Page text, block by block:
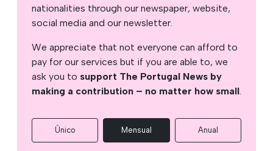
nationalities through our newspaper, website,
social media and our newsletter.
We appreciate that not everyone can afford to
pay for our services but if you are able to, we
ask you to support The Portugal News by
making a contribution – no matter how small.
Único Mensual Anual